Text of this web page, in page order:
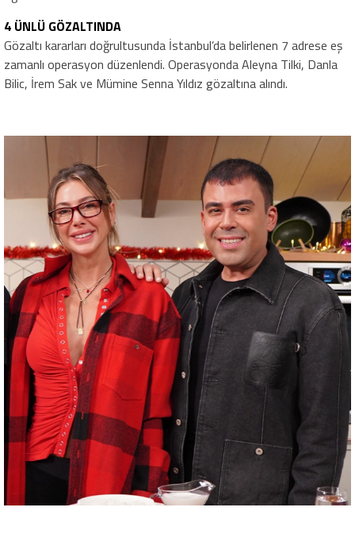
4 ÜNLÜ GÖZALTINDA
Gözaltı kararları doğrultusunda İstanbul’da belirlenen 7 adrese eş
zamanlı operasyon düzenlendi. Operasyonda Aleyna Tilki, Danla
Bilic, İrem Sak ve Mümine Senna Yıldız gözaltına alındı.